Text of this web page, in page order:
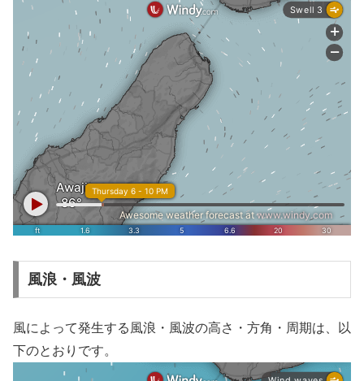
風浪・風波
風によって発生する風浪・風波の高さ・方角・周期は、以
下のとおりです。